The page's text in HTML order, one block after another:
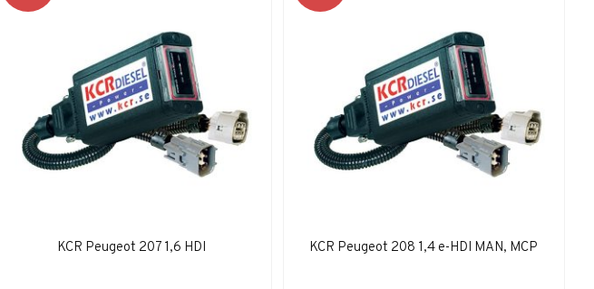
KCR Peugeot 207 1,6 HDI KCR Peugeot 208 1,4 e-HDI MAN, MCP